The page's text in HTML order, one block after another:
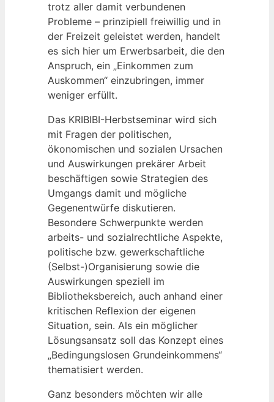
trotz aller damit verbundenen
Probleme – prinzipiell freiwillig und in
der Freizeit geleistet werden, handelt
es sich hier um Erwerbsarbeit, die den
Anspruch, ein „Einkommen zum
Auskommen“ einzubringen, immer
weniger erfüllt.
Das KRIBIBI-Herbstseminar wird sich
mit Fragen der politischen,
ökonomischen und sozialen Ursachen
und Auswirkungen prekärer Arbeit
beschäftigen sowie Strategien des
Umgangs damit und mögliche
Gegenentwürfe diskutieren.
Besondere Schwerpunkte werden
arbeits- und sozialrechtliche Aspekte,
politische bzw. gewerkschaftliche
(Selbst-)Organisierung sowie die
Auswirkungen speziell im
Bibliotheksbereich, auch anhand einer
kritischen Reflexion der eigenen
Situation, sein. Als ein möglicher
Lösungsansatz soll das Konzept eines
„Bedingungslosen Grundeinkommens“
thematisiert werden.
Ganz besonders möchten wir alle